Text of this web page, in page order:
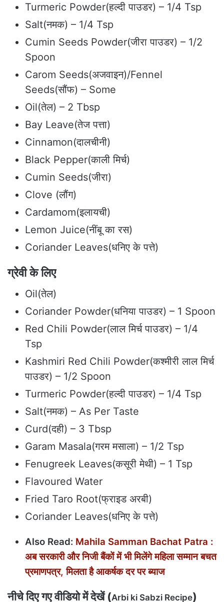
Turmeric Powder(हल्दी पाउडर) – 1/4 Tsp
Salt(नमक) – 1/4 Tsp
Cumin Seeds Powder(जीरा पाउडर) – 1/2
Spoon
Carom Seeds(अजवाइन)/Fennel
Seeds(सौंफ) – Some
Oil(तेल) – 2 Tbsp
Bay Leave(तेज पत्ता)
Cinnamon(दालचीनी)
Black Pepper(काली मिर्च)
Cumin Seeds(जीरा)
Clove (लौंग)
Cardamom(इलायची)
Lemon Juice(नींबू का रस)
Coriander Leaves(धनिए के पत्ते)
ग्रेवी के लिए
Oil(तेल)
Coriander Powder(धनिया पाउडर) – 1 Spoon
Red Chili Powder(लाल मिर्च पाउडर) – 1/4
Tsp
Kashmiri Red Chili Powder(कश्मीरी लाल मिर्च
पाउडर) – 1/2 Spoon
Turmeric Powder(हल्दी पाउडर) – 1/4 Tsp
Salt(नमक) – As Per Taste
Curd(दही) – 3 Tbsp
Garam Masala(गरम मसाला) – 1/2 Tsp
Fenugreek Leaves(कसूरी मेथी) – 1 Tsp
Flavoured Water
Fried Taro Root(फ्राइड अरबी)
Coriander Leaves(धनिए के पत्ते)
Also Read: Mahila Samman Bachat Patra :
अब सरकारी और निजी बैंकों में भी मिलेंगे महिला सम्मान बचत
प्रमाणपत्र, मिलता है आकर्षक दर पर ब्याज
नीचे दिए गए वीडियो में देखें (Arbi ki Sabzi Recipe)